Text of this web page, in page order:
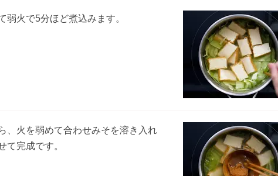
弱火で5分ほど煮込みます。
、火を弱めて合わせみそを溶き入れ
て完成です。